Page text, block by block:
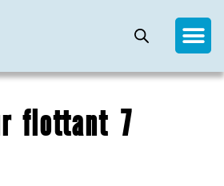
flottant 7